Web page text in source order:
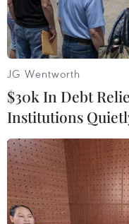
Hoạt động sản xuất
luôn được duy trì ổn
năm
JG Wentworth
$30k In Debt
Institutions